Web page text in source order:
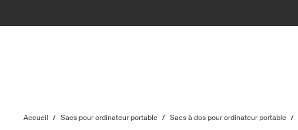
Accueil / Sacs pour ordinateur portable / Sacs à dos pour ordinateur portable /